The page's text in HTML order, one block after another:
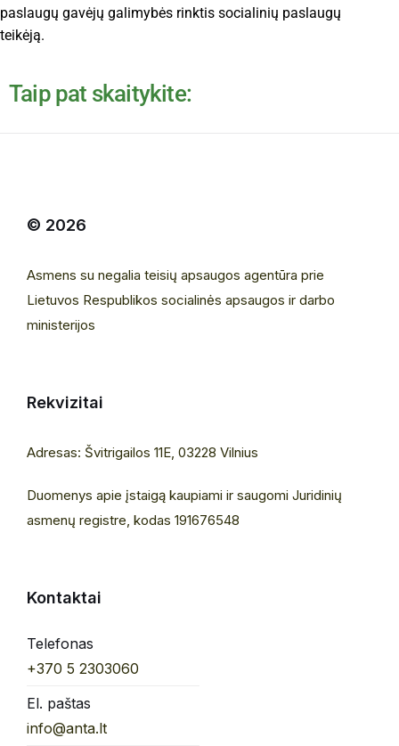
paslaugų gavėjų galimybės rinktis socialinių paslaugų
teikėją.
Taip pat skaitykite:
© 2026
Asmens su negalia teisių apsaugos agentūra prie
Lietuvos Respublikos socialinės apsaugos ir darbo
ministerijos
Rekvizitai
Adresas: Švitrigailos 11E, 03228 Vilnius
Duomenys apie įstaigą kaupiami ir saugomi Juridinių
asmenų registre, kodas 191676548
Kontaktai
Telefonas
+370 5 2303060
El. paštas
info@anta.lt